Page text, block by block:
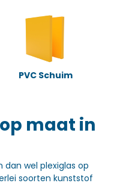
PVC Schuim
maat in
wel plexiglas op
soorten kunststof